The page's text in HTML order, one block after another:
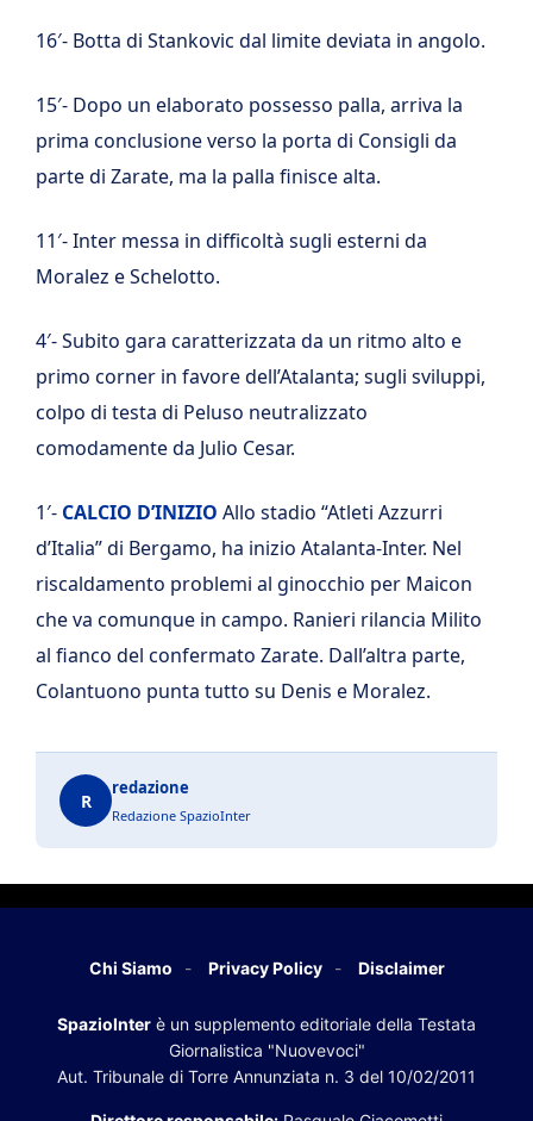
16′- Botta di Stankovic dal limite deviata in angolo.
15′- Dopo un elaborato possesso palla, arriva la
prima conclusione verso la porta di Consigli da
parte di Zarate, ma la palla finisce alta.
11′- Inter messa in difficoltà sugli esterni da
Moralez e Schelotto.
4′- Subito gara caratterizzata da un ritmo alto e
primo corner in favore dell’Atalanta; sugli sviluppi,
colpo di testa di Peluso neutralizzato
comodamente da Julio Cesar.
1′- CALCIO D’INIZIO Allo stadio “Atleti Azzurri
d’Italia” di Bergamo, ha inizio Atalanta-Inter. Nel
riscaldamento problemi al ginocchio per Maicon
che va comunque in campo. Ranieri rilancia Milito
al fianco del confermato Zarate. Dall’altra parte,
Colantuono punta tutto su Denis e Moralez.
R
redazione
Redazione SpazioInter
Chi Siamo Privacy Policy Disclaimer
SpazioInter è un supplemento editoriale della Testata
Giornalistica "Nuovevoci"
Aut. Tribunale di Torre Annunziata n. 3 del 10/02/2011